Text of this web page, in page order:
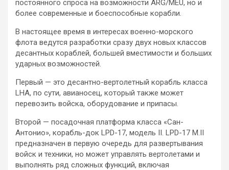
постоянного спроса на возможности ARG/MEU, но и
более современные и боеспособные корабли.
В настоящее время в интересах военно-морского
флота ведутся разработки сразу двух новых классов
десантных кораблей, большей вместимости и больших
ударных возможностей.
Первый — это десантно-вертолетный корабль класса
LHA, по сути, авианосец, который также может
перевозить войска, оборудование и припасы.
Второй — посадочная платформа класса «Сан-
Антонио», корабль-док LPD-17, модель II. LPD-17 М.II
предназначен в первую очередь для развертывания
войск и техники, но может управлять вертолетами и
выполнять ряд сложных функций, включая